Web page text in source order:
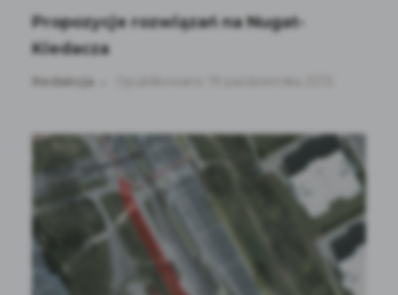
Propozycje rozwiązań na Nugat-
Kiedacza